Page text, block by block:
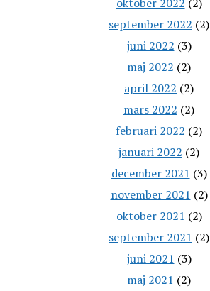
september 2022 (2)
juni 2022 (3)
maj 2022 (2)
april 2022 (2)
mars 2022 (2)
februari 2022 (2)
januari 2022 (2)
december 2021 (3)
november 2021 (2)
oktober 2021 (2)
september 2021 (2)
juni 2021 (3)
maj 2021 (2)